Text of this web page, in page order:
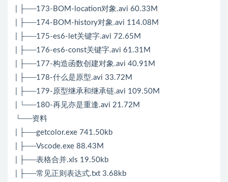
| ├──173-BOM-location对象.avi 60.33M
| ├──174-BOM-history对象.avi 114.08M
| ├──175-es6-let关键字.avi 72.65M
| ├──176-es6-const关键字.avi 61.31M
| ├──177-构造函数创建对象.avi 40.91M
| ├──178-什么是原型.avi 33.72M
| ├──179-原型继承和继承链.avi 109.50M
| └──180-再见亦是重逢.avi 21.72M
└──资料
| ├──getcolor.exe 741.50kb
| ├──Vscode.exe 88.43M
| ├──表格合并.xls 19.50kb
| ├──常见正则表达式.txt 3.68kb